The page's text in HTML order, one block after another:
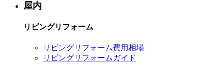
屋内
リビングリフォーム
リビングリフォーム費用相場
リビングリフォームガイド